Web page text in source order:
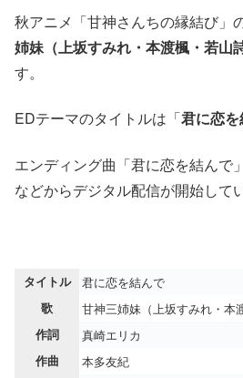
秋アニメ「甘神さんちの縁結び」
姉妹（上坂すみれ・本渡楓・若山
す。
EDテーマのタイトルは「君に恋
エンディング曲「君に恋を結んで
などからデジタル配信が開始して
タイトル 君に恋を結んで
歌 甘神三姉妹（上坂すみれ・本
作詞 真崎エリカ
作曲 本多友紀